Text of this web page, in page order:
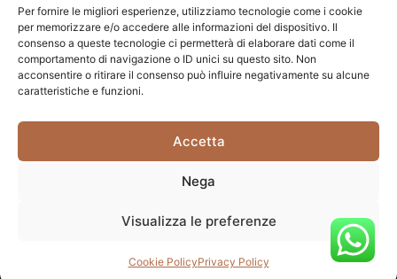
Per fornire le migliori esperienze, utilizziamo tecnologie come i cookie
per memorizzare e/o accedere alle informazioni del dispositivo. Il
consenso a queste tecnologie ci permetterà di elaborare dati come il
comportamento di navigazione o ID unici su questo sito. Non
acconsentire o ritirare il consenso può influire negativamente su alcune
caratteristiche e funzioni.
Accetta
Nega
Visualizza le preferenze
Cookie PolicyPrivacy Policy
informazioni.
ISCRIVITI ALLA NEWSLETTER
Carpediem di Traversa Monia | P.IVA: 03415840408 | REA:
Website powered byStudio99